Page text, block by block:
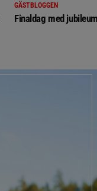
GÄSTBLOGGEN
Finaldag med